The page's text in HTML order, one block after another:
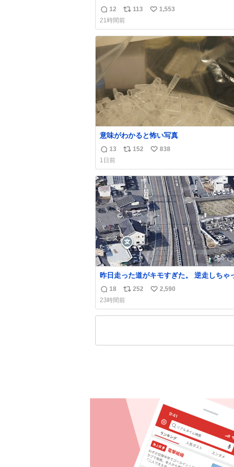
ん、」 ↑正解（御免駅）
返
信
数
12
リ
ポ
ス
ト
数
113
い
ね
数
1,553
21時間前
意味がわかると怖い写真
返
信
数
13
リ
ス
ト
数
152
い
ね
数
838
1日前
昨日走った道がキモすぎた。 逆走しちゃ
かと思ったよ
返
信
数
18
リ
ポ
ス
252
い
ね
2,590
23時間前